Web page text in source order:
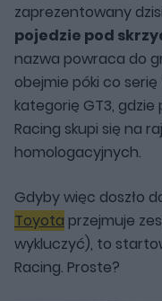
zaprezentowany
pojedzie pod
nazwa powraca do
obejmie póki co
kategorię GT3, gdzie
Racing skupi się na
homologacyjnych.
Gdyby więc doszło
Toyota przejmuje
wykluczyć), to
Racing. Proste?